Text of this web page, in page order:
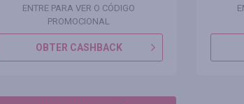
ENTRE PARA VER O CÓDIGO
PROMOCIONAL
OBTER CASHBACK